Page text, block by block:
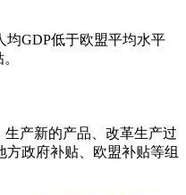
均GDP低于欧盟平均水平
产新的产品、改革生产过
政府补贴、欧盟补贴等组